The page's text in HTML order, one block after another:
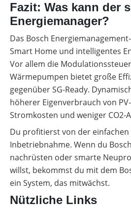
Fazit: Was kann der
Energiemanager?
Das Bosch
Smart Home und intelligentes
Vor allem die
Wärmepumpen bietet große
gegenüber SG-Ready.
höherer Eigenverbrauch von
Stromkosten und weniger CO2-
Du profitierst von der
Inbetriebnahme. Wenn du
nachrüsten oder smarte
willst, bekommst du mit dem
ein System, das mitwächst.
Nützliche Links